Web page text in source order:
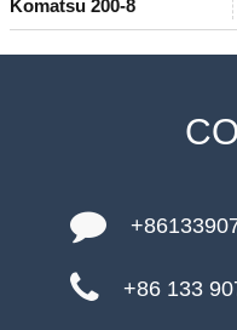
Komatsu 200-8
+86 133